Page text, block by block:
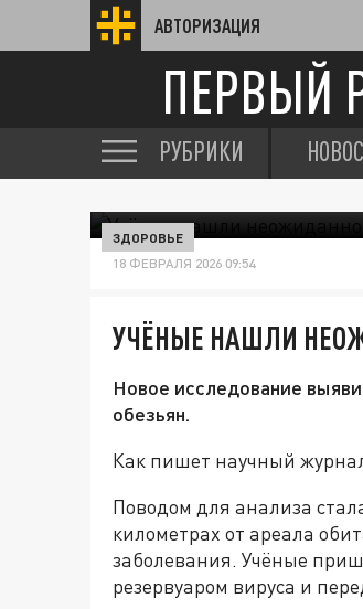
АВТОРИЗАЦИЯ
ПЕРВЫЙ
РУБРИКИ
ЗДОРОВЬЕ
18 ФЕВРАЛЯ 2026 09:54
УЧЁНЫЕ НАШЛИ
Новое исследование
обезьян.
Как пишет научный
Поводом для анализа
километрах от ареала
заболевания. Учёные
резервуаром вируса и